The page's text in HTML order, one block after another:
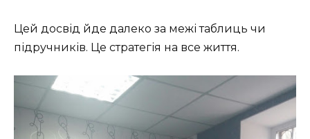
Цей досвід йде далеко за межі таблиць чи
підручників. Це стратегія на все життя.